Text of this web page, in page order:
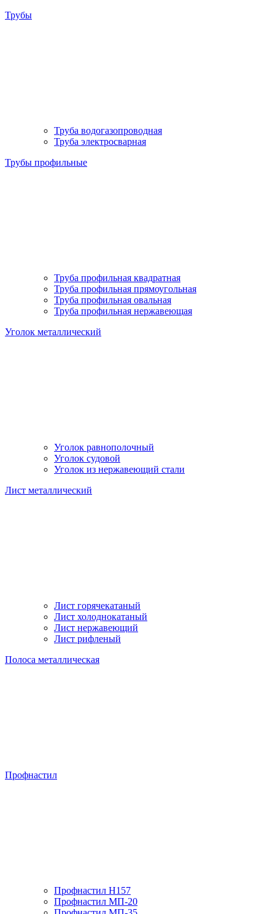
Трубы
Труба водогазопроводная
Труба электросварная
Трубы профильные
Труба профильная квадратная
Труба профильная прямоугольная
Труба профильная овальная
Труба профильная нержавеющая
Уголок металлический
Уголок равнополочный
Уголок судовой
Уголок из нержавеющий стали
Лист металлический
Лист горячекатаный
Лист холоднокатаный
Лист нержавеющий
Лист рифленый
Полоса металлическая
Профнастил
Профнастил H157
Профнастил МП-20